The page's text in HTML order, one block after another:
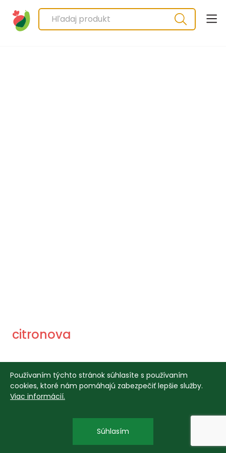
citronova
Produkty
Používaním týchto stránok súhlasíte s používaním
cookies, ktoré nám pomáhajú zabezpečiť lepšie služby.
Viac informácií.
Súhlasím